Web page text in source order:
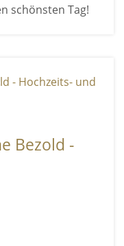
schönsten Tag!
Bezold -